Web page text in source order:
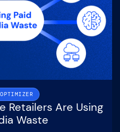
Retailers Are Using
Waste